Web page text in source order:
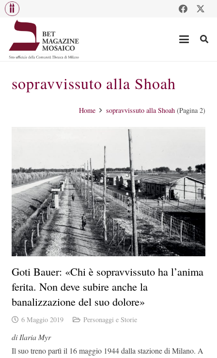
sopravvissuto alla Shoah
Home sopravvissuto alla Shoah (Pagina 2)
Goti Bauer: «Chi è sopravvissuto ha l’anima
ferita. Non deve subire anche la
banalizzazione del suo dolore»
6 Maggio 2019 Personaggi e Storie
di Ilaria Myr
Il suo treno partì il 16 maggio 1944 dalla stazione di Milano. A